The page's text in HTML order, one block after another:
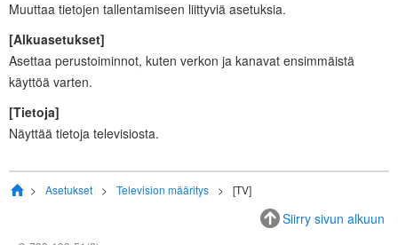
Muuttaa tietojen tallentamiseen liittyviä asetuksia.
[Alkuasetukset]
Asettaa perustoiminnot, kuten verkon ja kanavat ensimmäistä
käyttöä varten.
[Tietoja]
Näyttää tietoja televisiosta.
Asetukset Television määritys [TV]
Siirry sivun alkuun